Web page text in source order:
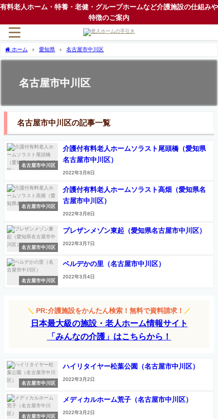
有料老人ホーム・特養・老健・グループホームなど介護施設の仕組みや
特徴のご案内
ホーム 愛知県 名古屋市中川区
名古屋市中川区
名古屋市中川区の記事一覧
名古屋市中川区
介護付有料老人ホームソラスト尾頭橋（愛知県
名古屋市中川区）
2022年3月8日
名古屋市中川区
介護付有料老人ホームソラスト高畑（愛知県名
古屋市中川区）
2022年3月8日
名古屋市中川区
プレザンメゾン東起（愛知県名古屋市中川区）
2022年3月7日
名古屋市中川区
ベルデかの里（名古屋市中川区）
2022年3月4日
＼ PR:介護施設をかんたん検索！無料で資料請求！ ／
日本最大級の施設・老人ホーム情報サイト
「みんなの介護」はこちらから！
名古屋市中川区
ハイリタイヤー松葉公園（名古屋市中川区）
2022年3月2日
名古屋市中川区
メディカルホーム荒子（名古屋市中川区）
2022年3月2日